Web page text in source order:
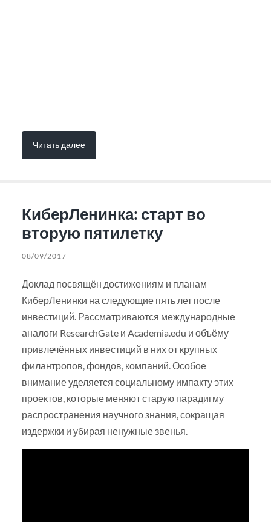
Читать далее
КиберЛенинка: старт во
вторую пятилетку
08/09/2017
Доклад посвящён достижениям и планам
КиберЛенинки на следующие пять лет после
инвестиций. Рассматриваются международные
аналоги ResearchGate и Academia.edu и объёму
привлечённых инвестиций в них от крупных
филантропов, фондов, компаний. Особое
внимание уделяется социальному импакту этих
проектов, которые меняют старую парадигму
распространения научного знания, сокращая
издержки и убирая ненужные звенья.